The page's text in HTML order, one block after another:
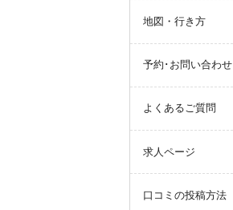
地図・行き方
予約･お問い合わせ
よくあるご質問
求人ページ
口コミの投稿方法